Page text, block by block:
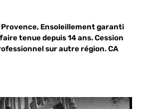
Ensoleillement garanti
tenue depuis 14 ans. Cession
sur autre région. CA